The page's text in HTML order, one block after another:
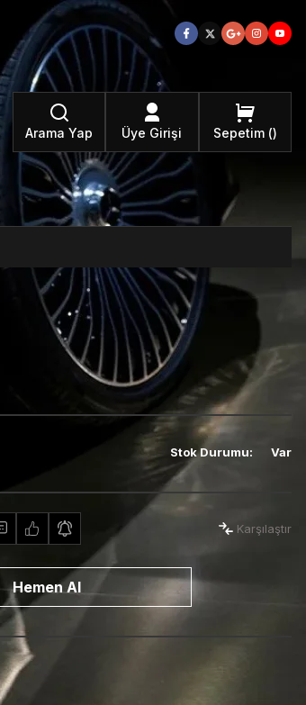
Arama Yap Üye Girişi Sepetim
Stok Durumu: Var
Karşılaştır
Hemen Al